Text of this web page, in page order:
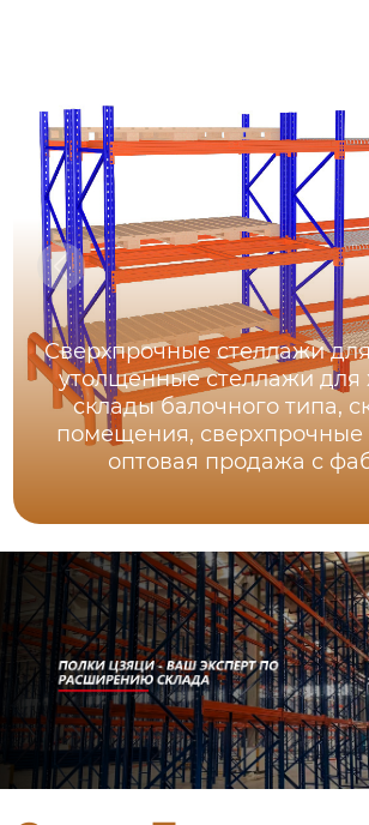
Сверхпрочные стеллажи
утолщенные стеллажи для
склады балочного типа,
помещения, сверхпрочные
оптовая продажа с